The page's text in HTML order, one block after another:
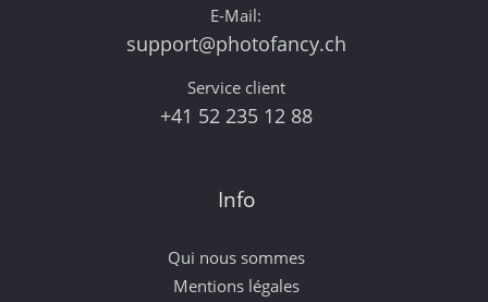
E-Mail:
support@photofancy.ch
Service client
+41 52 235 12 88
Info
Qui nous sommes
Mentions légales